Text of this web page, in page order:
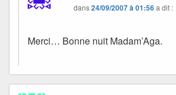
dans24/09/2007 à 01:56a dit :
Merci… Bonne nuit Madam’Aga.